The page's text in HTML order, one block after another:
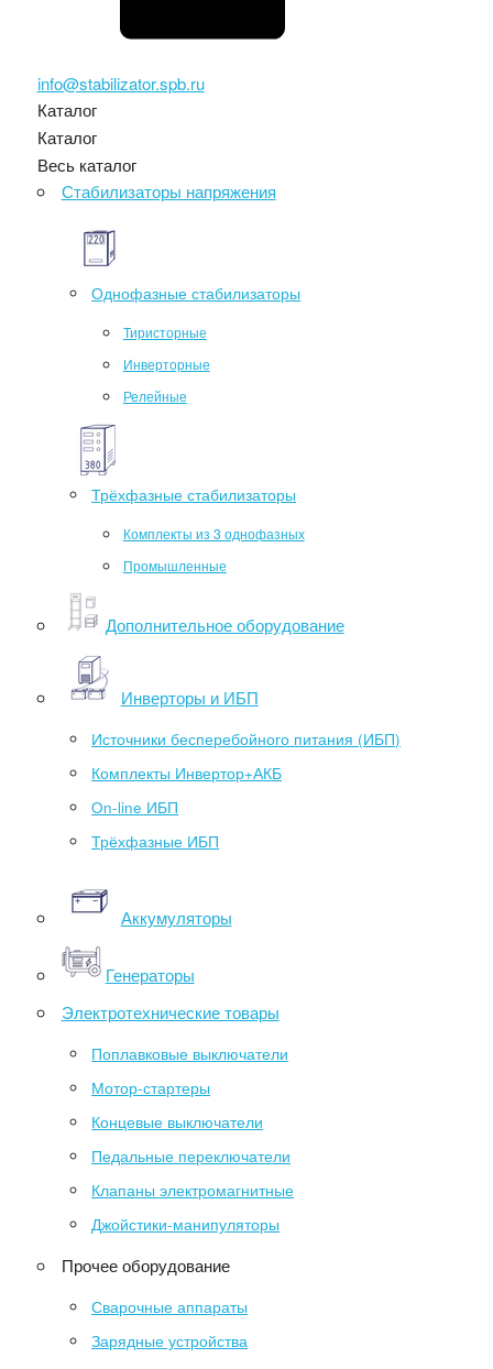
info@stabilizator.spb.ru
Каталог
Каталог
Весь каталог
Стабилизаторы напряжения
Однофазные стабилизаторы
Тиристорные
Инверторные
Релейные
Трёхфазные стабилизаторы
Комплекты из 3 однофазных
Промышленные
Дополнительное оборудование
Инверторы и ИБП
Источники бесперебойного питания (ИБП)
Комплекты Инвертор+АКБ
On-line ИБП
Трёхфазные ИБП
Аккумуляторы
Генераторы
Электротехнические товары
Поплавковые выключатели
Мотор-стартеры
Концевые выключатели
Педальные переключатели
Клапаны электромагнитные
Джойстики-манипуляторы
Прочее оборудование
Сварочные аппараты
Зарядные устройства